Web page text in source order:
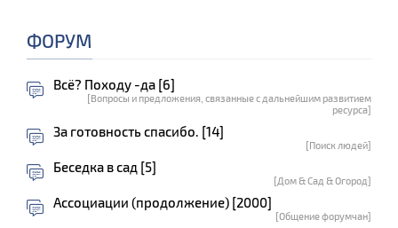
ФОРУМ
Всё? Походу -да [6]
[Вопросы и предложения, связанные с дальнейшим развитием
ресурса]
За готовность спасибо. [14]
[Поиск людей]
Беседка в сад [5]
[Дом & Сад & Огород]
Ассоциации (продолжение) [2000]
[Общение форумчан]